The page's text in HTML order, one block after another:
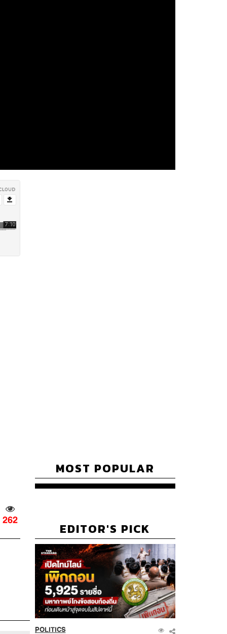
262
MOST POPULAR
EDITOR'S PICK
POLITICS